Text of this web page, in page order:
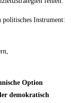
Instrument:
Option
demokratisch